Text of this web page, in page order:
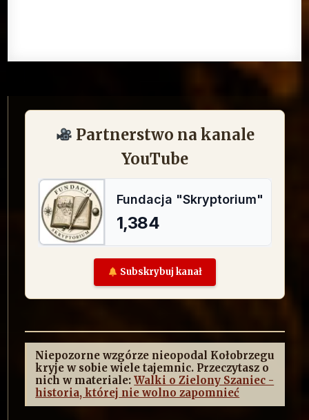
Partnerstwo na kanale
YouTube
Subskrybuj kanał
Niepozorne wzgórze nieopodal Kołobrzegu
kryje w sobie wiele tajemnic. Przeczytasz o
nich w materiale:Walki o Zielony Szaniec -
historia, której nie wolno zapomnieć